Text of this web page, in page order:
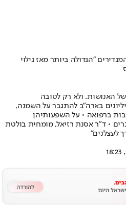
"הגדולה ביותר מאז גילוי
האנושות. ולא רק לטובה
בארה"ב להתגבר על השמנה,
ברפואה • על השפעותיהן
• ד"ר אסנת רזיאל, מומחית בולטת
לעצלנים"